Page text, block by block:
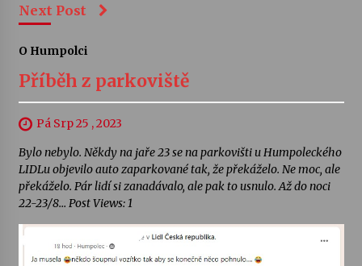
Next Post
O Humpolci
Příběh z parkoviště
Pá Srp 25 , 2023
Bylo nebylo. Někdy na jaře 23 se na parkovišti u Humpoleckého
LIDLu objevilo auto zaparkované tak, že překáželo. Ne moc, ale
překáželo. Pár lidí si zanadávalo, ale pak to usnulo. Až do noci
22-23/8… Post Views: 1